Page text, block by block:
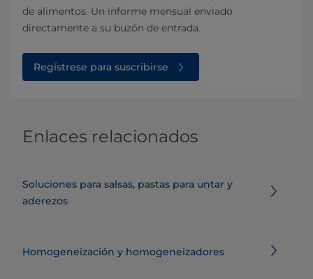
de alimentos. Un informe mensual enviado
directamente a su buzón de entrada.
Regístrese para suscribirse
Enlaces relacionados
Soluciones para salsas, pastas para untar y
aderezos
Homogeneización y homogeneizadores